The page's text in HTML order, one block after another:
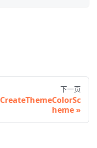
下一页
CreateThemeColorSc
heme